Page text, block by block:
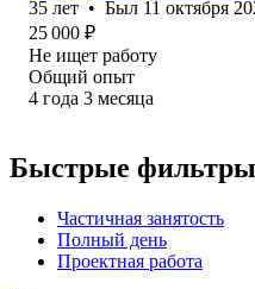
35 лет • Был 11 октября
25 000 ₽
Не ищет работу
Общий опыт
4 года 3 месяца
Быстрые фильтры
Частичная занятость
Полный день
Проектная работа